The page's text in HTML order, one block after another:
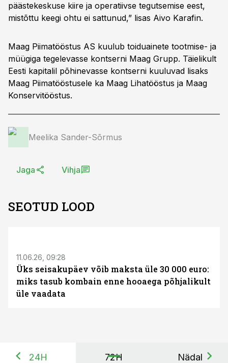
päästekeskuse kiire ja operatiivse tegutsemise eest,
mistõttu keegi ohtu ei sattunud,” lisas Aivo Karafin.
Maag Piimatööstus AS kuulub toiduainete tootmise- ja
müügiga tegelevasse kontserni Maag Grupp. Täielikult
Eesti kapitalil põhinevasse kontserni kuuluvad lisaks
Maag Piimatööstusele ka Maag Lihatööstus ja Maag
Konservitööstus.
Meelika Sander-Sõrmus
Jaga Vihja
SEOTUD LOOD
11.06.26, 09:28
Üks seisakupäev võib maksta üle 30 000 euro:
miks tasub kombain enne hooaega põhjalikult
üle vaadata
24H 72H Nädal